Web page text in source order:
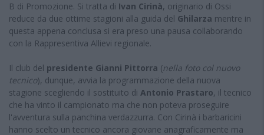
B di Promozione. Si tratta di Ivan Cirinà, originario di Ossi
reduce da due ottime stagioni alla guida del Ghilarza mentre in
questa appena conclusa si era preso una pausa collaborando
con la Rappresentiva Allievi regionale.
Il club del presidente Gianni Pittorra (nella foto col nuovo
tecnico), dunque, avvia la programmazione della nuova
stagione scegliendo il sostituito di Antonio Prastaro, il tecnico
che ha vinto il campionato ma che non poteva proseguire
l'avventura sulla panchina verdazzurra. Con Cirinà i barbaricini
hanno scelto un tecnico ancora giovane anagraficamente ma